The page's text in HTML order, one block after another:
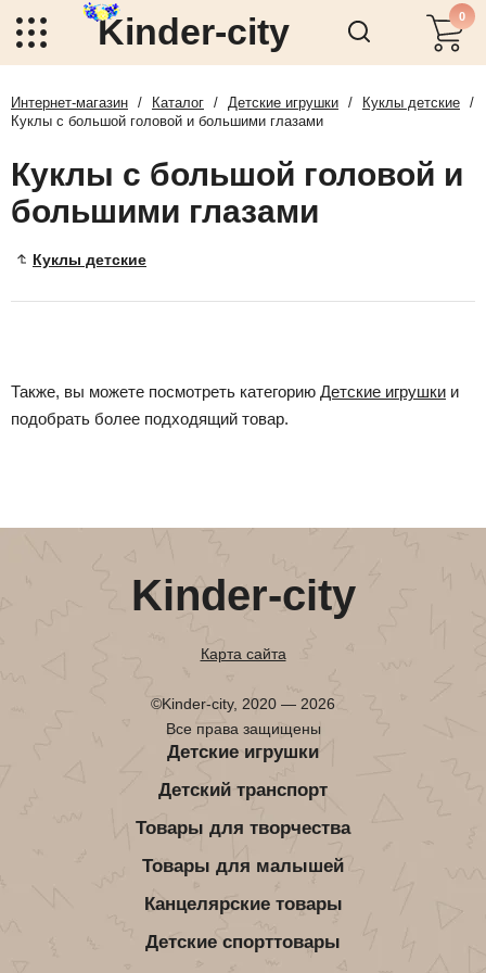
Kinder-city 0
Интернет-магазин / Каталог / Детские игрушки / Куклы детские /
Куклы с большой головой и большими глазами
Куклы с большой головой и
большими глазами
Куклы детские
Также, вы можете посмотреть категорию Детские игрушки и
подобрать более подходящий товар.
Kinder-city
Карта сайта
©Kinder-city, 2020 — 2026
Все права защищены
Детские игрушки
Детский транспорт
Товары для творчества
Товары для малышей
Канцелярские товары
Детские спорттовары